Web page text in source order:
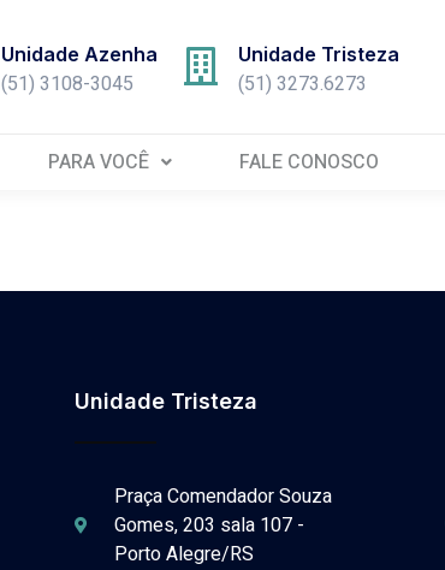
Unidade Azenha
(51) 3108-3045
Unidade Tristeza
(51) 3273.6273
PARA VOCÊ FALE CONOSCO
Unidade Tristeza
Praça Comendador Souza
Gomes, 203 sala 107 -
Porto Alegre/RS